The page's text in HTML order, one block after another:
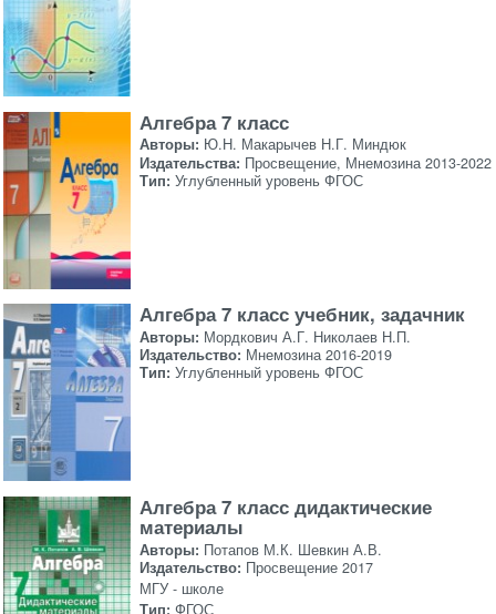
Алгебра 7 класс
Авторы: Ю.Н. Макарычев Н.Г. Миндюк
Издательства: Просвещение, Мнемозина 2013-2022
Тип: Углубленный уровень ФГОС
Алгебра 7 класс учебник, задачник
Авторы: Мордкович А.Г. Николаев Н.П.
Издательство: Мнемозина 2016-2019
Тип: Углубленный уровень ФГОС
Алгебра 7 класс дидактические
материалы
Авторы: Потапов М.К. Шевкин А.В.
Издательство: Просвещение 2017
МГУ - школе
Тип: ФГОС